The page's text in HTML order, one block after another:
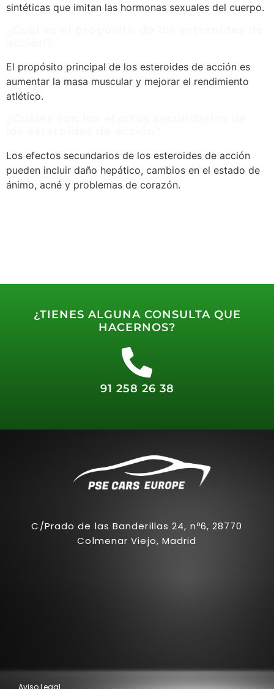
sintéticas que imitan las hormonas sexuales del cuerpo.
El propósito principal de los esteroides de acción es
aumentar la masa muscular y mejorar el rendimiento
atlético.
Los efectos secundarios de los esteroides de acción
pueden incluir daño hepático, cambios en el estado de
ánimo, acné y problemas de corazón.
¿TIENES ALGUNA CONSULTA QUE
HACERNOS?
91 258 26 38
C/Prado de las Banderillas 24, nº6, 28770
Colmenar Viejo, Madrid